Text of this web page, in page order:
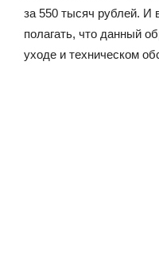
за 550 тысяч рублей. И
полагать, что данный
уходе и техническом